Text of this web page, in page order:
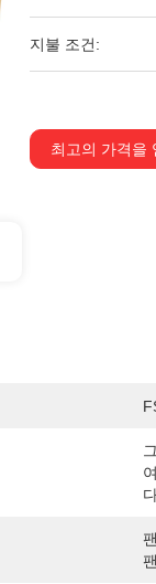
지불 조건:
최고의 가격을